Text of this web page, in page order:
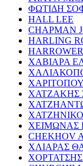
ΦΩΤΙΔΗ
HALL LEE
CHAPMAN
HARLING
ΧΑΒΙΑΡΑ
ΧΑΤΖΑΚΗΣ
ΧΕΙΜΩΝΑΣ
CHEKHOV
ΧΛΙΑΡΑΣ
ΧΟΡΤΑΤΣΗΣ